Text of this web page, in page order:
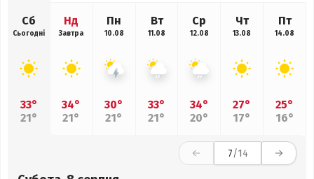
Сб
Сьогодні
33°
21°
Нд
Завтра
34°
21°
Пн
10.08
30°
21°
Вт
11.08
33°
21°
Ср
12.08
34°
20°
Чт
13.08
27°
17°
Пт
14.08
25°
16°
7/14